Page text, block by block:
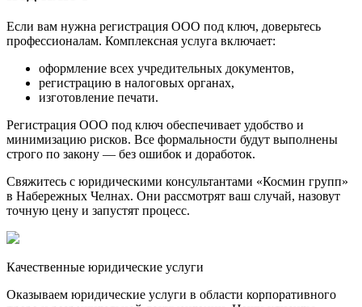
Если вам нужна регистрация ООО под ключ, доверьтесь
профессионалам. Комплексная услуга включает:
оформление всех учредительных документов,
регистрацию в налоговых органах,
изготовление печати.
Регистрация ООО под ключ обеспечивает удобство и
минимизацию рисков. Все формальности будут выполнены
строго по закону — без ошибок и доработок.
Свяжитесь с юридическими консультантами «Космин групп»
в Набережных Челнах. Они рассмотрят ваш случай, назовут
точную цену и запустят процесс.
Качественные юридические услуги
Оказываем юридические услуги в области корпоративного